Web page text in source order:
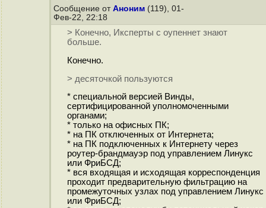
Сообщение от Аноним (119), 01-
Фев-22, 22:18
> Конечно, Иксперты с оупеннет знают
больше.
Конечно.
> десяточкой пользуются
* специальной версией Винды,
сертифицированной уполномоченными
органами;
* только на офисных ПК;
* на ПК отключенных от Интернета;
* на ПК подключенных к Интернету через
роутер-брандмауэр под управлением Линукс
или ФриБСД;
* вся входящая и исходящая корреспонденция
проходит предварительную фильтрацию на
промежуточных узлах под управлением Линукс
или ФриБСД;